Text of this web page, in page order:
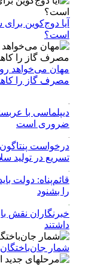
است؟
مهان می‌خواهد
مصرف گاز را
دیپلماسی با
ضروری است
درخواست
تسریع در تولید
قائم‌پناه: دولت
را بشنود
خبرنگاران نقش
داشتند
شمار جان‌باختگان